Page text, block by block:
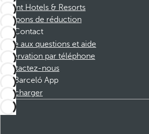
Dorint Hotels & Resorts
Coupons de réduction
Contact
Foire aux questions et aide
Réservation par téléphone
Contactez-nous
Barceló App
Télécharger